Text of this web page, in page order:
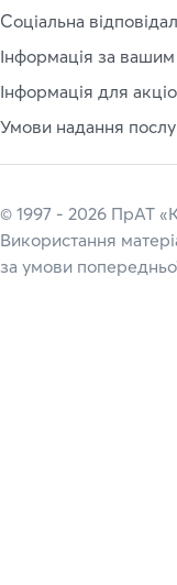
Соціальна
Інформація за
Інформація для
Умови надання
© 1997 - 2026 ПрАТ
Використання
за умови